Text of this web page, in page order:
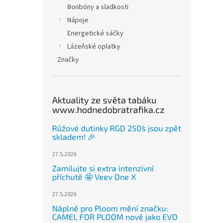
Bonbóny a sladkosti
Nápoje
Energetické sáčky
Lázeňské oplatky
Značky
Aktuality ze světa tabáku
www.hodnedobratrafika.cz
Růžové dutinky RGD 250´s jsou zpět
skladem! 🎉
27.5.2026
Zamilujte si extra intenzivní
příchutě 🤩 Veev One X
27.5.2026
Náplně pro Ploom mění značku:
CAMEL FOR PLOOM nově jako EVO